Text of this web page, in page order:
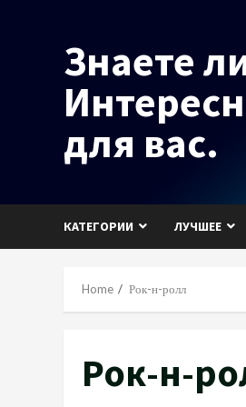
Знаете
для вас.
КАТЕГОРИИ ЛУЧШЕЕ
Home Рок-н-ролл
Рок-н-